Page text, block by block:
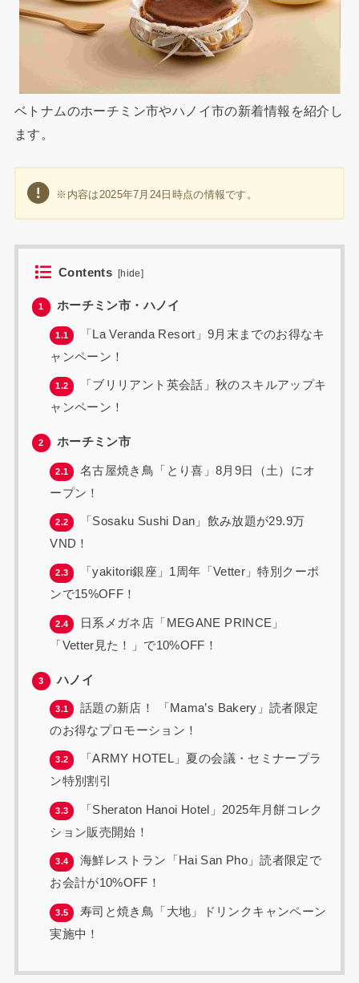
ベトナムのホーチミン市やハノイ市の新着情報を紹介し
ます。
※内容は2025年7月24日時点の情報です。
Contents [hide]
1 ホーチミン市・ハノイ
1.1
「La Veranda Resort」9月末までのお得なキ
ャンペーン！
1.2
「ブリリアント英会話」秋のスキルアップキ
ャンペーン！
2 ホーチミン市
2.1
名古屋焼き鳥「とり喜」8月9日（土）にオ
ープン！
2.2
「Sosaku Sushi Dan」飲み放題が29.9万
VND！
2.3
「yakitori銀座」1周年「Vetter」特別クーポ
ンで15%OFF！
2.4
日系メガネ店「MEGANE PRINCE」
「Vetter見た！」で10%OFF！
3 ハノイ
3.1
話題の新店！ 「Mama’s Bakery」読者限定
のお得なプロモーション！
3.2
「ARMY HOTEL」夏の会議・セミナープラ
ン特別割引
3.3
「Sheraton Hanoi Hotel」2025年月餅コレク
ション販売開始！
3.4
海鮮レストラン「Hai San Pho」読者限定で
お会計が10%OFF！
3.5
寿司と焼き鳥「大地」ドリンクキャンペーン
実施中！